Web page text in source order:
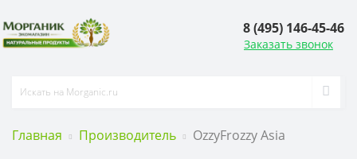
8 (495) 146-45-46
Заказать звонок
Главная Производитель OzzyFrozzy Asia